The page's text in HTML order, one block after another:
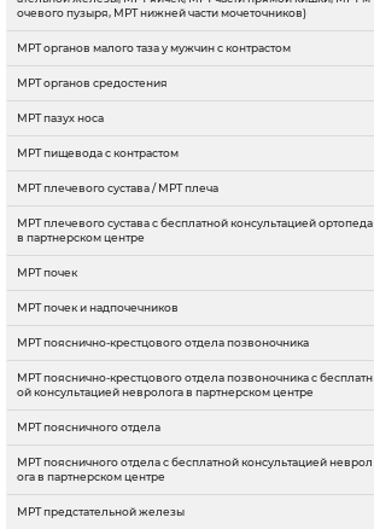
очевого пузыря, МРТ нижней части мочеточников)
МРТ органов малого таза у мужчин с контрастом
МРТ органов средостения
МРТ пазух носа
МРТ пищевода с контрастом
МРТ плечевого сустава / МРТ плеча
МРТ плечевого сустава с бесплатной консультацией ортопеда
в партнерском центре
МРТ почек
МРТ почек и надпочечников
МРТ пояснично-крестцового отдела позвоночника
МРТ пояснично-крестцового отдела позвоночника с бесплатн
ой консультацией невролога в партнерском центре
МРТ поясничного отдела
МРТ поясничного отдела с бесплатной консультацией неврол
ога в партнерском центре
МРТ предстательной железы